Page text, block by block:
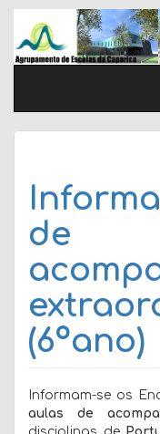
Skip
content
de
(6ºano)
Informam-se os
aulas de